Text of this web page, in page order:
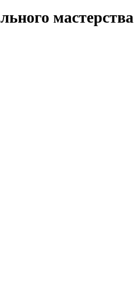
мастерства